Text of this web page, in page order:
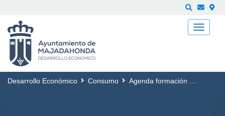
Desarrollo Económico Consumo Agenda formación al Consumidor